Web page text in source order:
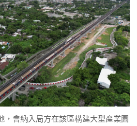
，會納入局方在該區構建大型產業園